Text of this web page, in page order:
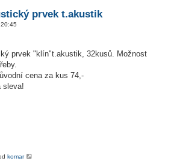
prvek t.akustik
prvek "klín"t.akustik, 32kusů. Možnost
cena za kus 74,-
sleva!
komar